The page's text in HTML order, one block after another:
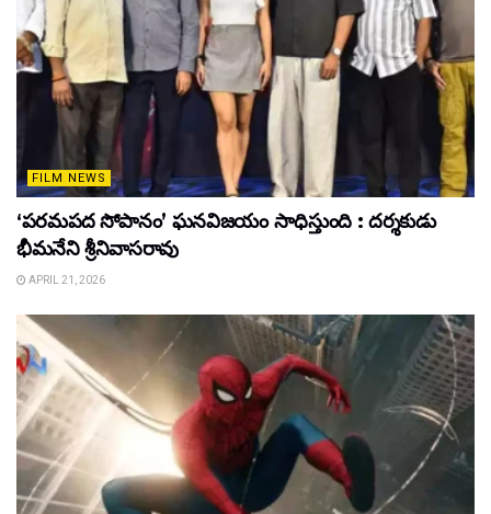
FILM NEWS
‘పరమపద సోపానం’ ఘనవిజయం సాధిస్తుంది : దర్శకుడు
భీమనేని శ్రీనివాసరావు
APRIL 21, 2026